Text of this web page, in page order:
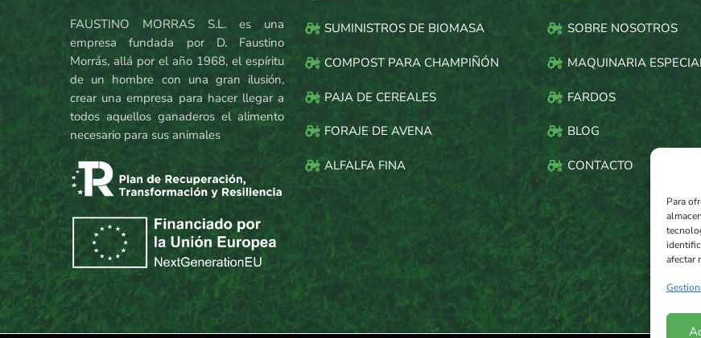
Para
afectar
FAUSTINO MORRAS S.L. es una
empresa fundada por D. Faustino
Morrás, allá por el año 1968, el espíritu
de un hombre con una gran ilusión,
crear una empresa para hacer llegar a
todos aquellos ganaderos el alimento
necesario para sus animales
SUMINISTROS DE BIOMASA
COMPOST PARA CHAMPIÑÓN
PAJA DE CEREALES
FORAJE DE AVENA
ALFALFA FINA
SOBRE NOSOTROS
MAQUINARIA
FARDOS
BLOG
CONTACTO